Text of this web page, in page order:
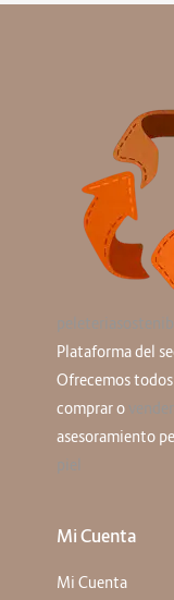
Plataforma del
Ofrecemos
comprar o
asesoramiento
Mi Cuenta
Mi Cuenta